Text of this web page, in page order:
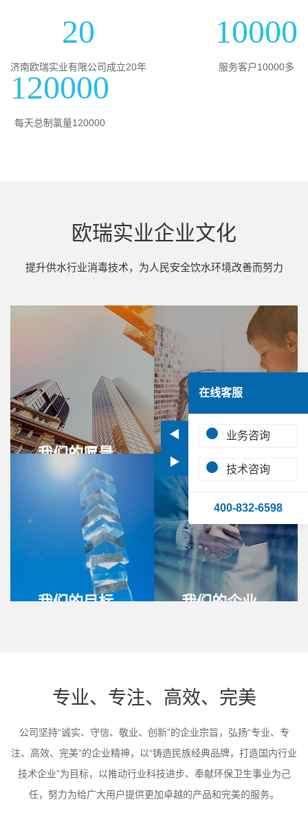
20
济南欧瑞实业有限公司成立20年
10000
服务客户10000多
120000
每天总制氯量120000
欧瑞实业企业文化
提升供水行业消毒技术，为人民安全饮水环境改善而努力
我们的愿景
成为国内水质安全消
毒领域的企业。
提升供水行业消毒技
术，为人民安全饮水
环境改善而努力。
我们的目标
我们的企业
专业、专注、高效、完美
公司坚持“诚实、守信、敬业、创新”的企业宗旨，弘扬“专业、专
注、高效、完美”的企业精神，以“铸造民族经典品牌，打造国内行业
技术企业”为目标，以推动行业科技进步、奉献环保卫生事业为己
任，努力为给广大用户提供更加卓越的产品和完美的服务。
◀
▶
在线客服
业务咨询
技术咨询
400-832-6598